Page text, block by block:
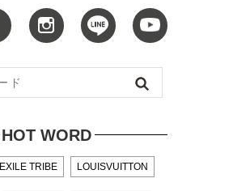
HOT WORD
EXILE TRIBE LOUISVUITTON